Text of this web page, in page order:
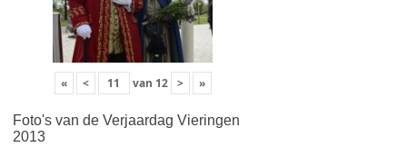
« < van 12 > »
Foto's van de Verjaardag Vieringen
2013